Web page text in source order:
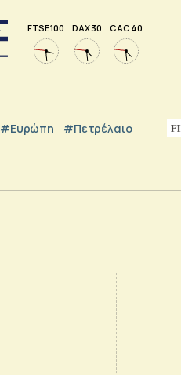
FTSE 100 DAX 30 CAC 40
#Ευρώπη #Πετρέλαιο